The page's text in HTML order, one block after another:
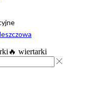
🔥 wiertarki